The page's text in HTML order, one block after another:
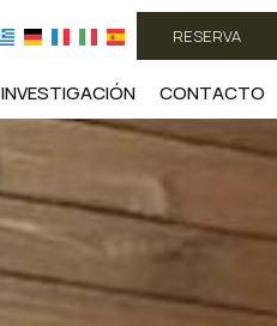
RESERVA
INVESTIGACIÓN CONTACTO